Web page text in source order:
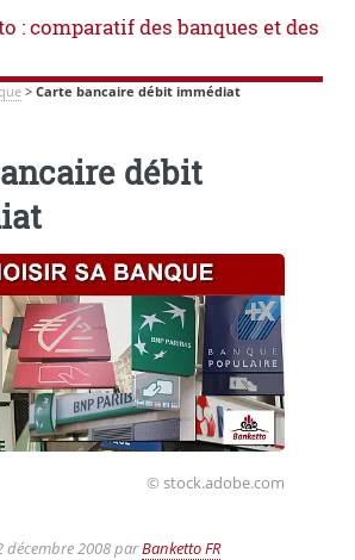
: comparatif des banques et des
> Carte bancaire débit immédiat
débit
© stock.adobe.com
décembre 2008parBanketto FR